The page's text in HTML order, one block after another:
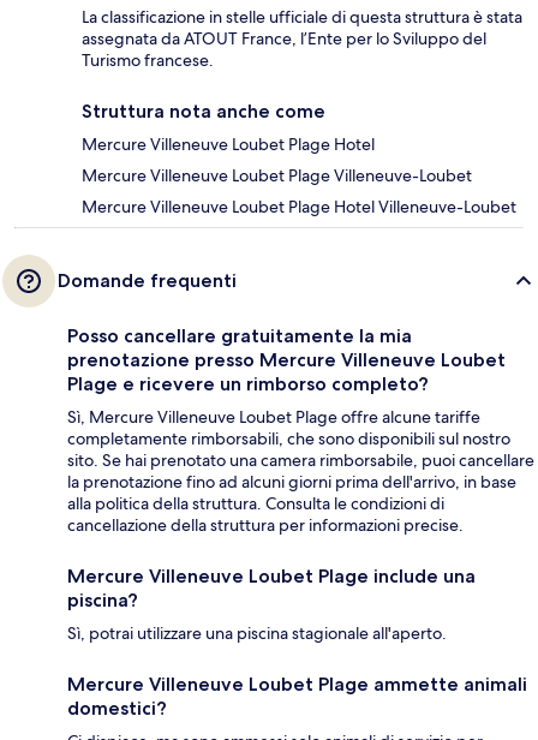
La classificazione in stelle ufficiale di questa struttura è stata
assegnata da ATOUT France, l’Ente per lo Sviluppo del
Turismo francese.
Struttura nota anche come
Mercure Villeneuve Loubet Plage Hotel
Mercure Villeneuve Loubet Plage Villeneuve-Loubet
Mercure Villeneuve Loubet Plage Hotel Villeneuve-Loubet
Domande frequenti
Posso cancellare gratuitamente la mia
prenotazione presso Mercure Villeneuve Loubet
Plage e ricevere un rimborso completo?
Sì, Mercure Villeneuve Loubet Plage offre alcune tariffe
completamente rimborsabili, che sono disponibili sul nostro
sito. Se hai prenotato una camera rimborsabile, puoi cancellare
la prenotazione fino ad alcuni giorni prima dell'arrivo, in base
alla politica della struttura. Consulta le condizioni di
cancellazione della struttura per informazioni precise.
Mercure Villeneuve Loubet Plage include una
piscina?
Sì, potrai utilizzare una piscina stagionale all'aperto.
Mercure Villeneuve Loubet Plage ammette animali
domestici?